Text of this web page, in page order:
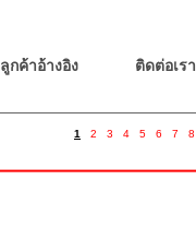
ลูกค้าอ้างอิง ติดต่อเรา
1 2 3 4 5 6 7 8